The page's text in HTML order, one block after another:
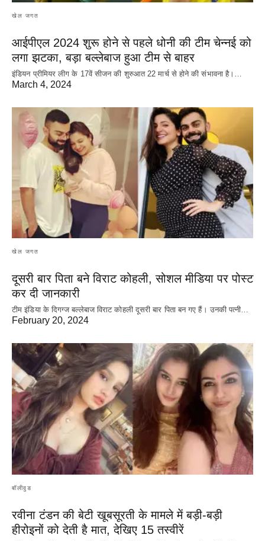
खेल जगत
आईपीएल 2024 शुरू होने से पहले धोनी की टीम चेन्नई को
लगा झटका, बड़ा बल्लेबाज हुआ टीम से बाहर
इंडियन प्रीमियर लीग के 17वें सीजन की शुरुआत 22 मार्च से होने की संभावना है।…
March 4, 2024
खेल जगत
दूसरी बार‌ पिता बने विराट कोहली, सोशल मीडिया पर पोस्ट
कर दी‌ जानकारी
टीम इंडिया के दिगग्ज बल्लेबाज विराट कोहली दूसरी बार पिता बन गए हैं। उनकी पत्नी…
February 20, 2024
बॉलीवुड
रवीना टंडन की बेटी खूबसूरती के मामले में बड़ी-बड़ी
हीरोइनों को देती है मात, देखिए 15 तस्वीरें